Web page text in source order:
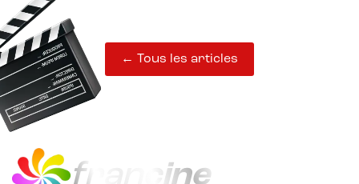
← Tous les articles
fran cine